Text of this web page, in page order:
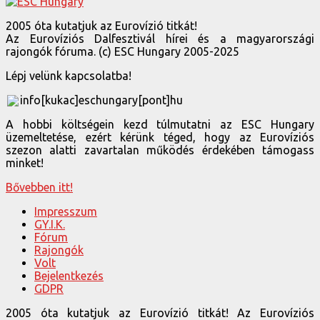
2005 óta kutatjuk az Eurovízió titkát!
Az Eurovíziós Dalfesztivál hírei és a magyarországi
rajongók fóruma. (c) ESC Hungary 2005-2025
Lépj velünk kapcsolatba!
info[kukac]eschungary[pont]hu
A hobbi költségein kezd túlmutatni az ESC Hungary
üzemeltetése, ezért kérünk téged, hogy az Eurovíziós
szezon alatti zavartalan működés érdekében támogass
minket!
Bővebben itt!
Impresszum
GY.I.K.
Fórum
Rajongók
Volt
Bejelentkezés
GDPR
2005 óta kutatjuk az Eurovízió titkát! Az Eurovíziós